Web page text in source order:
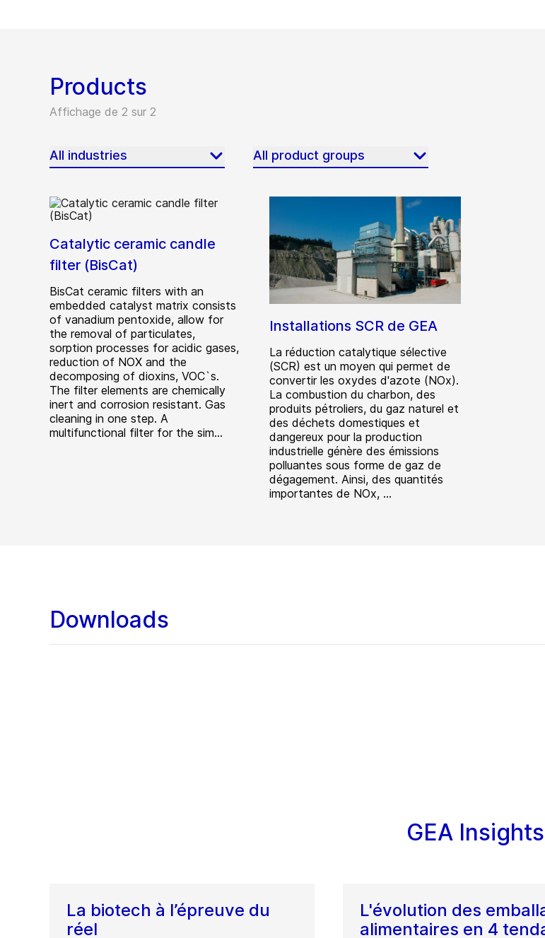
Products
Affichage de 2 sur 2
All industries All product groups
Catalytic ceramic candle
filter (BisCat)
BisCat ceramic filters with an
embedded catalyst matrix consists
of vanadium pentoxide, allow for
the removal of particulates,
sorption processes for acidic gases,
reduction of NOX and the
decomposing of dioxins, VOC`s.
The filter elements are chemically
inert and corrosion resistant. Gas
cleaning in one step. A
multifunctional filter for the sim...
Installations SCR de GEA
La réduction catalytique sélective
(SCR) est un moyen qui permet de
convertir les oxydes d'azote (NOx).
La combustion du charbon, des
produits pétroliers, du gaz naturel et
des déchets domestiques et
dangereux pour la production
industrielle génère des émissions
polluantes sous forme de gaz de
dégagement. Ainsi, des quantités
importantes de NOx, ...
Downloads
GEA Insights
La biotech à l’épreuve du
réel
L'évolution des
alimentaires en 4